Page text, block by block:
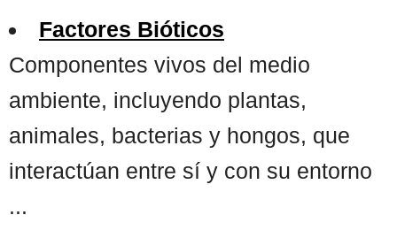
Factores Bióticos
Componentes vivos del medio
ambiente, incluyendo plantas,
animales, bacterias y hongos, que
interactúan entre sí y con su entorno
...